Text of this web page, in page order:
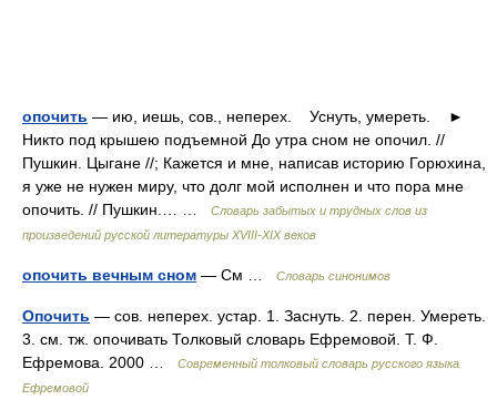
опочить — ию, иешь, сов., неперех. Уснуть, умереть. ►
Никто под крышею подъемной До утра сном не опочил. //
Пушкин. Цыгане //; Кажется и мне, написав историю Горюхина,
я уже не нужен миру, что долг мой исполнен и что пора мне
опочить. // Пушкин.… …
Словарь забытых и трудных слов из
произведений русской литературы ХVIII-ХIХ веков
опочить вечным сном — См … Словарь синонимов
Опочить — сов. неперех. устар. 1. Заснуть. 2. перен. Умереть.
3. см. тж. опочивать Толковый словарь Ефремовой. Т. Ф.
Ефремова. 2000 …
Современный толковый словарь русского языка
Ефремовой